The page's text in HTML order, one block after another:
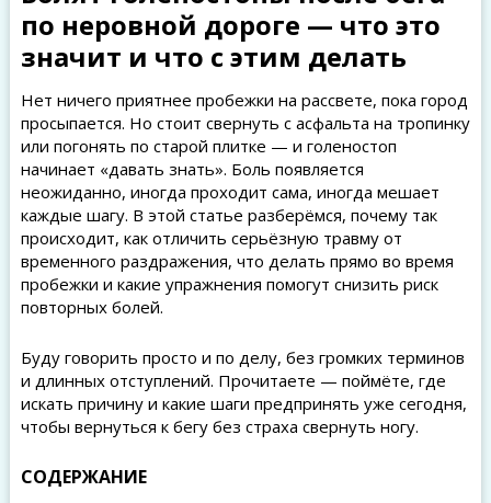
по неровной дороге — что это
значит и что с этим делать
Нет ничего приятнее пробежки на рассвете, пока город
просыпается. Но стоит свернуть с асфальта на тропинку
или погонять по старой плитке — и голеностоп
начинает «давать знать». Боль появляется
неожиданно, иногда проходит сама, иногда мешает
каждые шагу. В этой статье разберёмся, почему так
происходит, как отличить серьёзную травму от
временного раздражения, что делать прямо во время
пробежки и какие упражнения помогут снизить риск
повторных болей.
Буду говорить просто и по делу, без громких терминов
и длинных отступлений. Прочитаете — поймёте, где
искать причину и какие шаги предпринять уже сегодня,
чтобы вернуться к бегу без страха свернуть ногу.
СОДЕРЖАНИЕ